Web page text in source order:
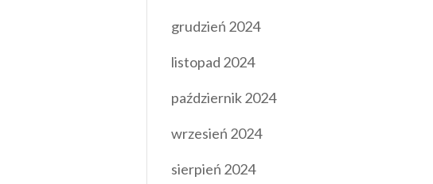
grudzień 2024
listopad 2024
październik 2024
wrzesień 2024
sierpień 2024